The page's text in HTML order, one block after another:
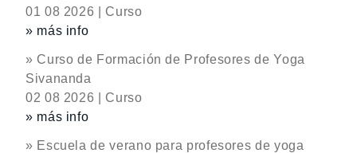
01 08 2026 | Curso
» más info
» Curso de Formación de Profesores de Yoga
Sivananda
02 08 2026 | Curso
» más info
» Escuela de verano para profesores de yoga